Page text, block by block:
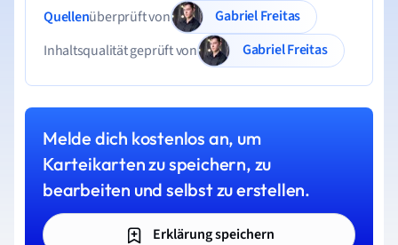
Quellenüberprüft von
Gabriel Freitas
Inhaltsqualität geprüft von
Gabriel Freitas
Melde dich kostenlos an, um
Karteikarten zu speichern, zu
bearbeiten und selbst zu erstellen.
Erklärung speichern